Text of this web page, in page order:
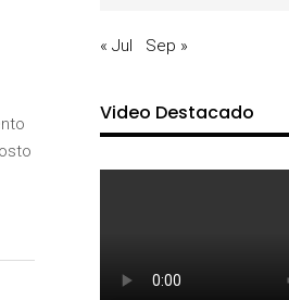
« Jul Sep »
Video Destacado